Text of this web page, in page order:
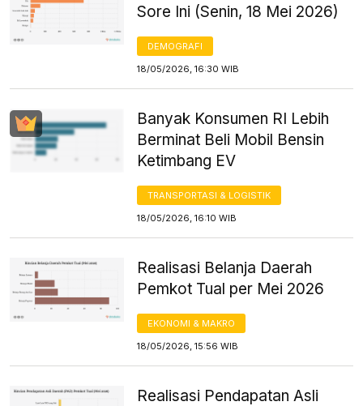
Sore Ini (Senin, 18 Mei 2026)
DEMOGRAFI
18/05/2026, 16:30 WIB
Banyak Konsumen RI Lebih
Berminat Beli Mobil Bensin
Ketimbang EV
TRANSPORTASI & LOGISTIK
18/05/2026, 16:10 WIB
Realisasi Belanja Daerah
Pemkot Tual per Mei 2026
EKONOMI & MAKRO
18/05/2026, 15:56 WIB
Realisasi Pendapatan Asli